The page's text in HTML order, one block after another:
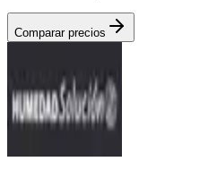
Comparar precios